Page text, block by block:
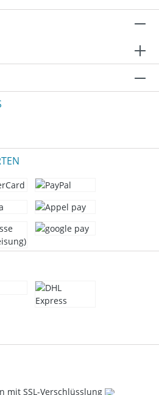
mit SSL-Verschlüsslung